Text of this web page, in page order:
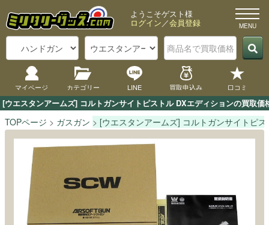
[ウエスタンアームズ] コルトガンサイトピストル DXエディションの買取
ようこそゲスト様
ログイン／会員登録
マイページ カテゴリー LINE 買取申込み 口コミ
TOPページ ガスガン [ウエスタンアームズ] コルトガンサイトピ